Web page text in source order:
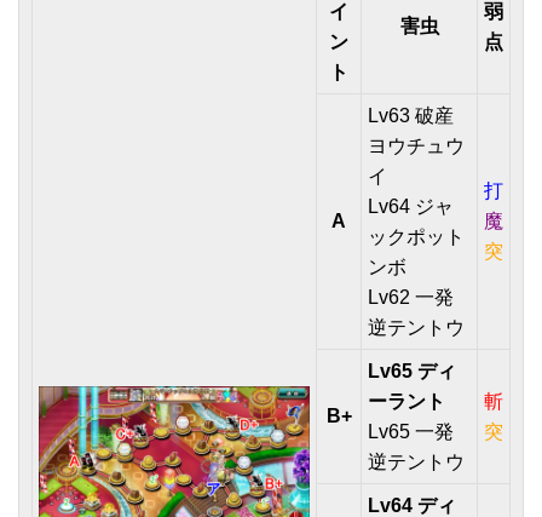
イ
ン
ト
害虫
弱
点
A
Lv63 破産
ヨウチュウ
イ
Lv64 ジャ
ックポット
ンボ
Lv62 一発
逆テントウ
打
魔
突
B+
Lv65 ディ
ーラント
Lv65 一発
逆テントウ
斬
突
Lv64 ディ